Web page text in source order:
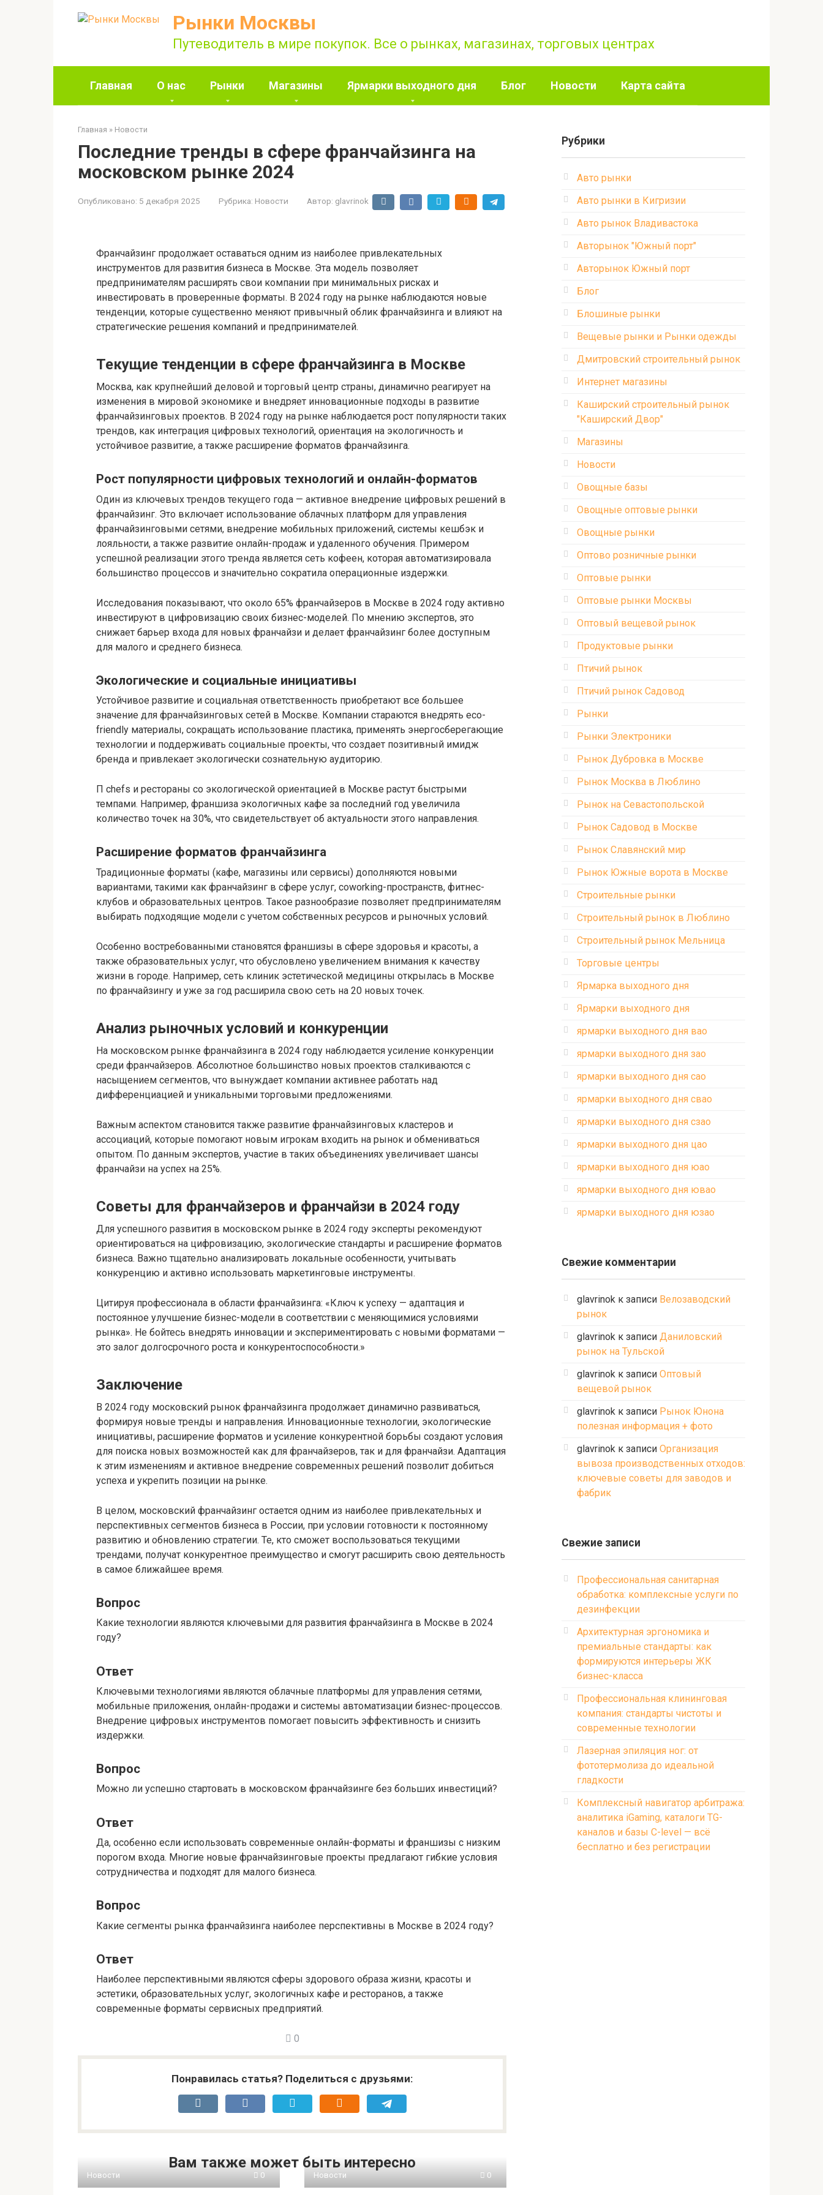
Рынки Москвы
Путеводитель в мире покупок. Все о рынках, магазинах, торговых центрах
Главная О нас Рынки Магазины Ярмарки выходного дня Блог Новости Карта сайта
Главная » Новости
Последние тренды в сфере франчайзинга на
московском рынке 2024
Опубликовано: 5 декабря 2025 Рубрика: Новости Автор: glavrinok
Франчайзинг продолжает оставаться одним из наиболее привлекательных
инструментов для развития бизнеса в Москве. Эта модель позволяет
предпринимателям расширять свои компании при минимальных рисках и
инвестировать в проверенные форматы. В 2024 году на рынке наблюдаются новые
тенденции, которые существенно меняют привычный облик франчайзинга и влияют на
стратегические решения компаний и предпринимателей.
Текущие тенденции в сфере франчайзинга в Москве
Москва, как крупнейший деловой и торговый центр страны, динамично реагирует на
изменения в мировой экономике и внедряет инновационные подходы в развитие
франчайзинговых проектов. В 2024 году на рынке наблюдается рост популярности таких
трендов, как интеграция цифровых технологий, ориентация на экологичность и
устойчивое развитие, а также расширение форматов франчайзинга.
Рост популярности цифровых технологий и онлайн-форматов
Один из ключевых трендов текущего года — активное внедрение цифровых решений в
франчайзинг. Это включает использование облачных платформ для управления
франчайзинговыми сетями, внедрение мобильных приложений, системы кешбэк и
лояльности, а также развитие онлайн-продаж и удаленного обучения. Примером
успешной реализации этого тренда является сеть кофеен, которая автоматизировала
большинство процессов и значительно сократила операционные издержки.
Исследования показывают, что около 65% франчайзеров в Москве в 2024 году активно
инвестируют в цифровизацию своих бизнес-моделей. По мнению экспертов, это
снижает барьер входа для новых франчайзи и делает франчайзинг более доступным
для малого и среднего бизнеса.
Экологические и социальные инициативы
Устойчивое развитие и социальная ответственность приобретают все большее
значение для франчайзинговых сетей в Москве. Компании стараются внедрять eco-
friendly материалы, сокращать использование пластика, применять энергосберегающие
технологии и поддерживать социальные проекты, что создает позитивный имидж
бренда и привлекает экологически сознательную аудиторию.
П chefs и рестораны со экологической ориентацией в Москве растут быстрыми
темпами. Например, франшиза экологичных кафе за последний год увеличила
количество точек на 30%, что свидетельствует об актуальности этого направления.
Расширение форматов франчайзинга
Традиционные форматы (кафе, магазины или сервисы) дополняются новыми
вариантами, такими как франчайзинг в сфере услуг, coworking-пространств, фитнес-
клубов и образовательных центров. Такое разнообразие позволяет предпринимателям
выбирать подходящие модели с учетом собственных ресурсов и рыночных условий.
Особенно востребованными становятся франшизы в сфере здоровья и красоты, а
также образовательных услуг, что обусловлено увеличением внимания к качеству
жизни в городе. Например, сеть клиник эстетической медицины открылась в Москве
по франчайзингу и уже за год расширила свою сеть на 20 новых точек.
Анализ рыночных условий и конкуренции
На московском рынке франчайзинга в 2024 году наблюдается усиление конкуренции
среди франчайзеров. Абсолютное большинство новых проектов сталкиваются с
насыщением сегментов, что вынуждает компании активнее работать над
дифференциацией и уникальными торговыми предложениями.
Важным аспектом становится также развитие франчайзинговых кластеров и
ассоциаций, которые помогают новым игрокам входить на рынок и обмениваться
опытом. По данным экспертов, участие в таких объединениях увеличивает шансы
франчайзи на успех на 25%.
Советы для франчайзеров и франчайзи в 2024 году
Для успешного развития в московском рынке в 2024 году эксперты рекомендуют
ориентироваться на цифровизацию, экологические стандарты и расширение форматов
бизнеса. Важно тщательно анализировать локальные особенности, учитывать
конкуренцию и активно использовать маркетинговые инструменты.
Цитируя профессионала в области франчайзинга: «Ключ к успеху — адаптация и
постоянное улучшение бизнес-модели в соответствии с меняющимися условиями
рынка». Не бойтесь внедрять инновации и экспериментировать с новыми форматами —
это залог долгосрочного роста и конкурентоспособности.»
Заключение
В 2024 году московский рынок франчайзинга продолжает динамично развиваться,
формируя новые тренды и направления. Инновационные технологии, экологические
инициативы, расширение форматов и усиление конкурентной борьбы создают условия
для поиска новых возможностей как для франчайзеров, так и для франчайзи. Адаптация
к этим изменениям и активное внедрение современных решений позволит добиться
успеха и укрепить позиции на рынке.
В целом, московский франчайзинг остается одним из наиболее привлекательных и
перспективных сегментов бизнеса в России, при условии готовности к постоянному
развитию и обновлению стратегии. Те, кто сможет воспользоваться текущими
трендами, получат конкурентное преимущество и смогут расширить свою деятельность
в самое ближайшее время.
Вопрос
Какие технологии являются ключевыми для развития франчайзинга в Москве в 2024
году?
Ответ
Ключевыми технологиями являются облачные платформы для управления сетями,
мобильные приложения, онлайн-продажи и системы автоматизации бизнес-процессов.
Внедрение цифровых инструментов помогает повысить эффективность и снизить
издержки.
Вопрос
Можно ли успешно стартовать в московском франчайзинге без больших инвестиций?
Ответ
Да, особенно если использовать современные онлайн-форматы и франшизы с низким
порогом входа. Многие новые франчайзинговые проекты предлагают гибкие условия
сотрудничества и подходят для малого бизнеса.
Вопрос
Какие сегменты рынка франчайзинга наиболее перспективны в Москве в 2024 году?
Ответ
Наиболее перспективными являются сферы здорового образа жизни, красоты и
эстетики, образовательных услуг, экологичных кафе и ресторанов, а также
современные форматы сервисных предприятий.
0
Понравилась статья? Поделиться с друзьями:
Вам также может быть интересно
Новости 0 Новости 0
Рубрики
Авто рынки
Авто рынки в Кигризии
Авто рынок Владивастока
Авторынок "Южный порт"
Авторынок Южный порт
Блог
Блошиные рынки
Вещевые рынки и Рынки одежды
Дмитровский строительный рынок
Интернет магазины
Каширский строительный рынок
"Каширский Двор"
Магазины
Новости
Овощные базы
Овощные оптовые рынки
Овощные рынки
Оптово розничные рынки
Оптовые рынки
Оптовые рынки Москвы
Оптовый вещевой рынок
Продуктовые рынки
Птичий рынок
Птичий рынок Садовод
Рынки
Рынки Электроники
Рынок Дубровка в Москве
Рынок Москва в Люблино
Рынок на Севастопольской
Рынок Садовод в Москве
Рынок Славянский мир
Рынок Южные ворота в Москве
Строительные рынки
Строительный рынок в Люблино
Строительный рынок Мельница
Торговые центры
Ярмарка выходного дня
Ярмарки выходного дня
ярмарки выходного дня вао
ярмарки выходного дня зао
ярмарки выходного дня сао
ярмарки выходного дня свао
ярмарки выходного дня сзао
ярмарки выходного дня цао
ярмарки выходного дня юао
ярмарки выходного дня ювао
ярмарки выходного дня юзао
Свежие комментарии
glavrinok к записи Велозаводский
рынок
glavrinok к записи Даниловский
рынок на Тульской
glavrinok к записи Оптовый
вещевой рынок
glavrinok к записи Рынок Юнона
полезная информация + фото
glavrinok к записи Организация
вывоза производственных отходов:
ключевые советы для заводов и
фабрик
Свежие записи
Профессиональная санитарная
обработка: комплексные услуги по
дезинфекции
Архитектурная эргономика и
премиальные стандарты: как
формируются интерьеры ЖК
бизнес-класса
Профессиональная клининговая
компания: стандарты чистоты и
современные технологии
Лазерная эпиляция ног: от
фототермолиза до идеальной
гладкости
Комплексный навигатор арбитража:
аналитика iGaming, каталоги TG-
каналов и базы C-level — всё
бесплатно и без регистрации